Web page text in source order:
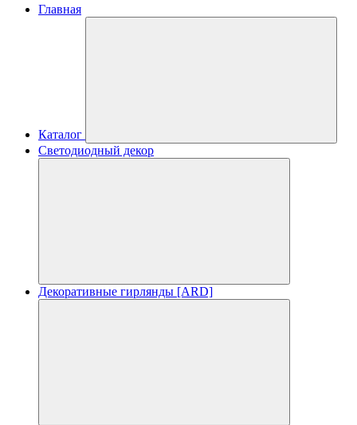
Главная
Каталог
Светодиодный декор
Декоративные гирлянды [ARD]